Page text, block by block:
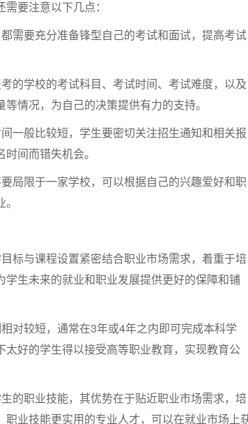
要注意以下几点：
需要充分准备锋型自己的考试和面试，提高考试
的学校的考试科目、考试时间、考试难度，以及
情况，为自己的决策提供有力的支持。
一般比较短，学生要密切关注招生通知和相关报
间而错失机会。
局限于一家学校，可以根据自己的兴趣爱好和职
标与课程设置紧密结合职业市场需求，着重于培
生未来的就业和职业发展提供更好的保障和铺
对较短，通常在3年或4年之内即可完成本科学
好的学生得以接受高等职业教育，实现教育公
的职业技能，其优势在于贴近职业市场需求，培
业技能更实用的专业人才，可以在就业市场上